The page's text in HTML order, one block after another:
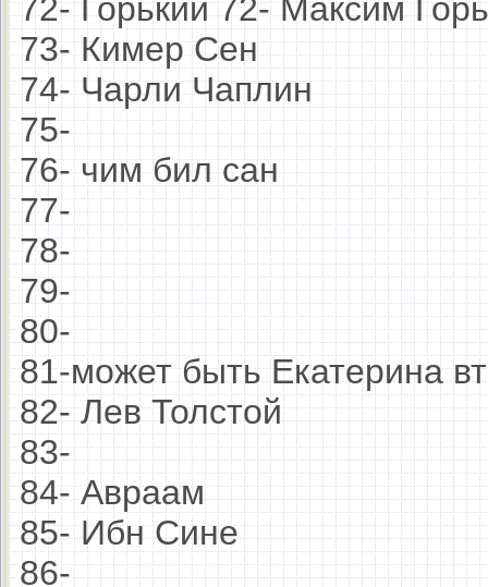
72- Горький 72- Максим
73- Кимер Сен
74- Чарли Чаплин
75-
76- чим бил сан
77-
78-
79-
80-
81-может быть Екатерина
82- Лев Толстой
83-
84- Авраам
85- Ибн Сине
86-